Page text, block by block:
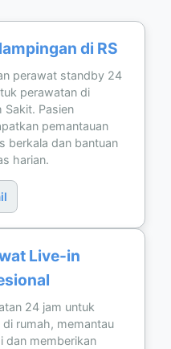
di RS
perawat standby 24
perawatan di
Sakit. Pasien
pemantauan
berkala dan bantuan
harian.
Live-in
24 jam untuk
di rumah, memantau
dan memberikan